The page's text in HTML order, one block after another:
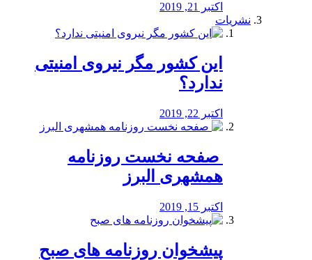
اکتبر 21, 2019
نشریات
این کشور مگر نیروی امنیتی
ندارد؟
اکتبر 22, 2019
️ صفحه نخست روزنامه‌
همشهری البرز
اکتبر 15, 2019
پیشخوان روزنامه های صبح